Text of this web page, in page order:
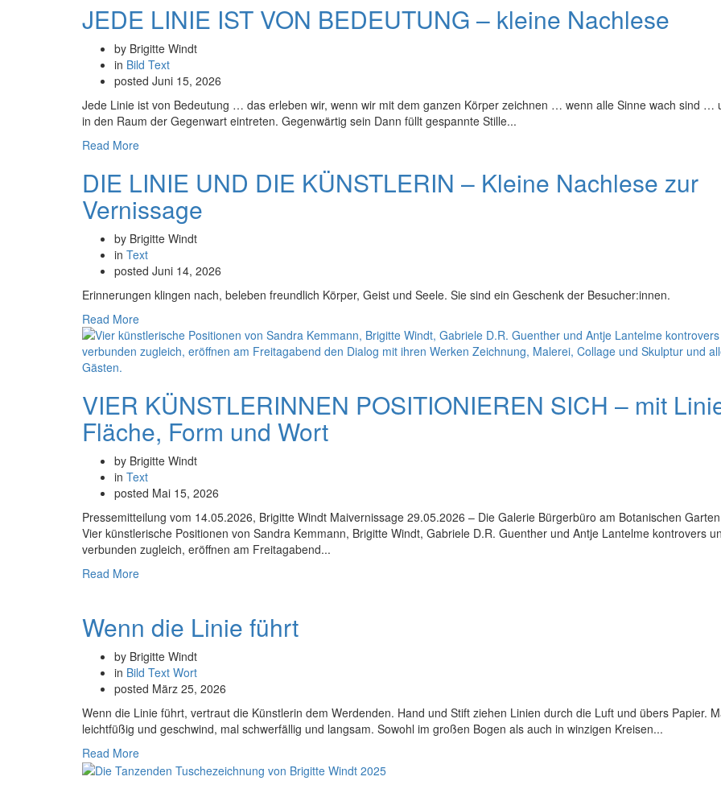
JEDE LINIE IST VON BEDEUTUNG – kleine Nachlese
by Brigitte Windt
in Bild Text
posted Juni 15, 2026
Jede Linie ist von Bedeutung … das erleben wir, wenn wir mit dem ganzen Körper zeichnen … wenn alle Sinne wach sind …
in den Raum der Gegenwart eintreten. Gegenwärtig sein Dann füllt gespannte Stille...
Read More
DIE LINIE UND DIE KÜNSTLERIN – Kleine Nachlese zur
Vernissage
by Brigitte Windt
in Text
posted Juni 14, 2026
Erinnerungen klingen nach, beleben freundlich Körper, Geist und Seele. Sie sind ein Geschenk der Besucher:innen.
Read More
VIER KÜNSTLERINNEN POSITIONIEREN SICH – mit
Fläche, Form und Wort
by Brigitte Windt
in Text
posted Mai 15, 2026
Pressemitteilung vom 14.05.2026, Brigitte Windt Maivernissage 29.05.2026 – Die Galerie Bürgerbüro am Botanischen
Vier künstlerische Positionen von Sandra Kemmann, Brigitte Windt, Gabriele D.R. Guenther und Antje Lantelme kontrovers
verbunden zugleich, eröffnen am Freitagabend...
Read More
Wenn die Linie führt
by Brigitte Windt
in Bild Text Wort
posted März 25, 2026
Wenn die Linie führt, vertraut die Künstlerin dem Werdenden. Hand und Stift ziehen Linien durch die Luft und übers Papier.
leichtfüßig und geschwind, mal schwerfällig und langsam. Sowohl im großen Bogen als auch in winzigen Kreisen...
Read More